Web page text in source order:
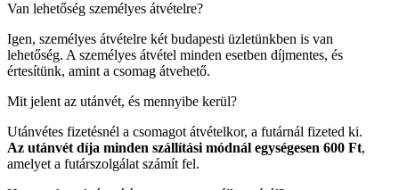
Van lehetőség személyes átvételre?
Igen, személyes átvételre két budapesti üzletünkben is van
lehetőség. A személyes átvétel minden esetben díjmentes, és
értesítünk, amint a csomag átvehető.
Mit jelent az utánvét, és mennyibe kerül?
Utánvétes fizetésnél a csomagot átvételkor, a futárnál fizeted ki.
Az utánvét díja minden szállítási módnál egységesen 600 Ft,
amelyet a futárszolgálat számít fel.